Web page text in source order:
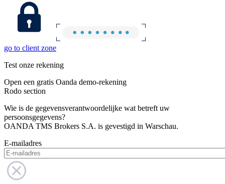
go to client zone
Test onze rekening
Open een gratis Oanda demo-rekening
Rodo section
Wie is de gegevensverantwoordelijke wat betreft uw
persoonsgegevens?
OANDA TMS Brokers S.A. is gevestigd in Warschau.
E-mailadres